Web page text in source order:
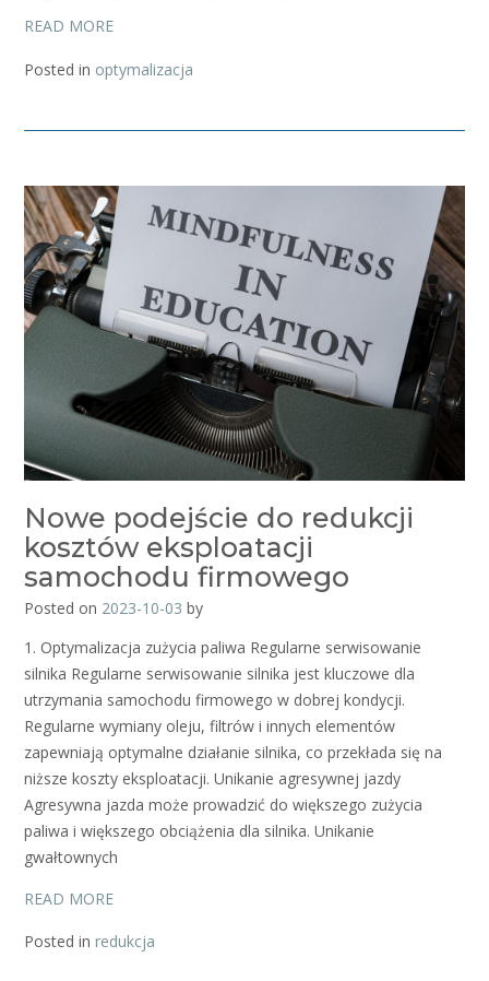
READ MORE
Posted in optymalizacja
Nowe podejście do redukcji
kosztów eksploatacji
samochodu firmowego
Posted on 2023-10-03 by
1. Optymalizacja zużycia paliwa Regularne serwisowanie
silnika Regularne serwisowanie silnika jest kluczowe dla
utrzymania samochodu firmowego w dobrej kondycji.
Regularne wymiany oleju, filtrów i innych elementów
zapewniają optymalne działanie silnika, co przekłada się na
niższe koszty eksploatacji. Unikanie agresywnej jazdy
Agresywna jazda może prowadzić do większego zużycia
paliwa i większego obciążenia dla silnika. Unikanie
gwałtownych
READ MORE
Posted in redukcja